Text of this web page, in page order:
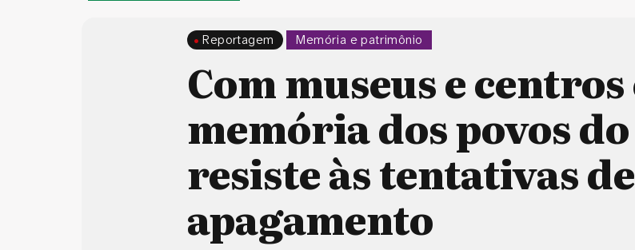
Memória e patrimônio
Reportagem
Com museus e
memória dos povos
resiste às tentativas de
apagamento